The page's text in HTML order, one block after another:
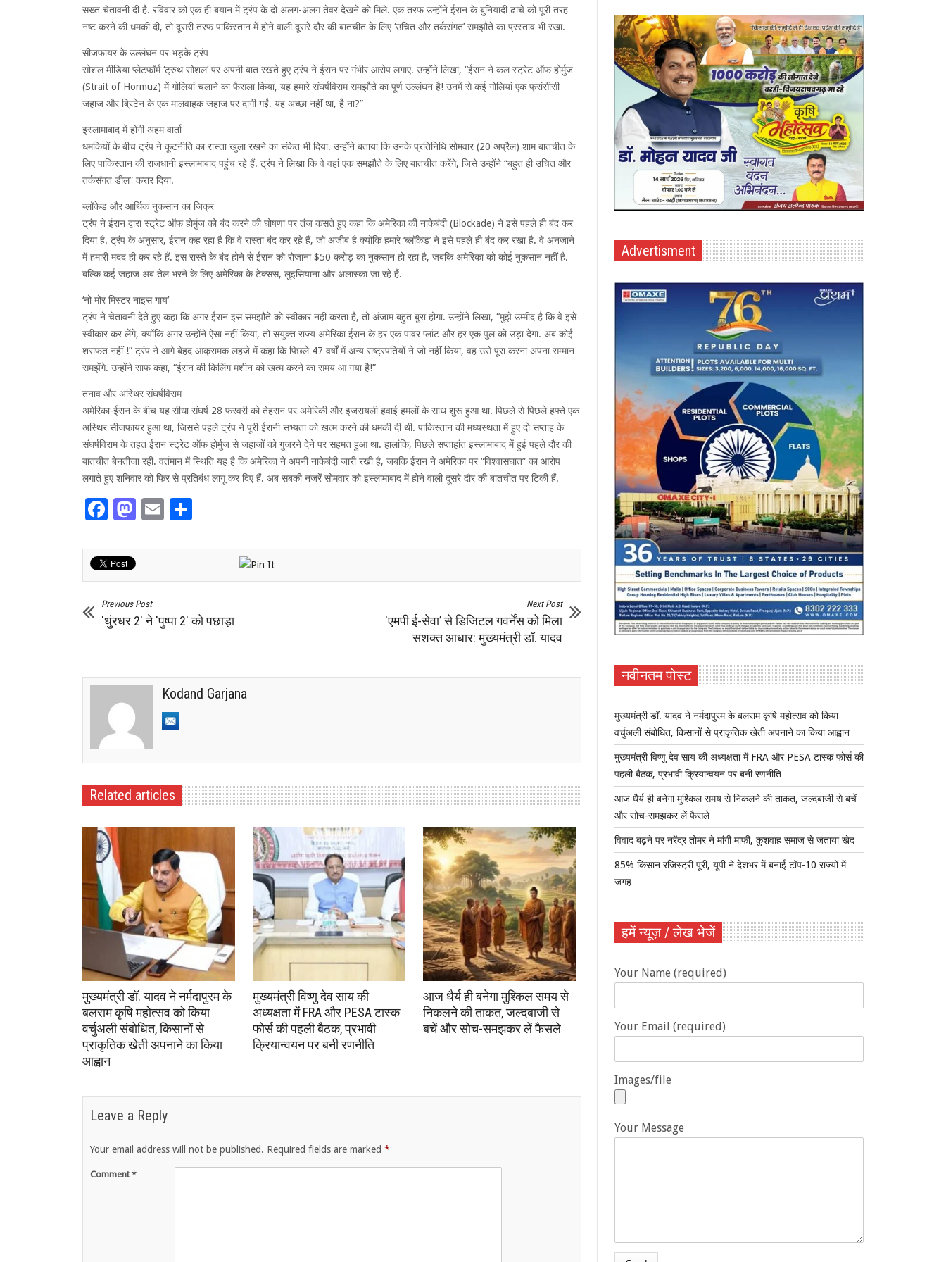
सख्त चेतावनी दी है. रविवार को एक ही बयान में ट्रंप के दो अलग-अलग तेवर देखने को मिले. एक तरफ उन्होंने ईरान के बुनियादी ढांचे को पूरी तरह
नष्ट करने की धमकी दी, तो दूसरी तरफ पाकिस्तान में होने वाली दूसरे दौर की बातचीत के लिए ‘उचित और तर्कसंगत’ समझौते का प्रस्ताव भी रखा.
सीजफायर के उल्लंघन पर भड़के ट्रंप
सोशल मीडिया प्लेटफॉर्म ‘ट्रुथ सोशल’ पर अपनी बात रखते हुए ट्रंप ने ईरान पर गंभीर आरोप लगाए. उन्होंने लिखा, “ईरान ने कल स्ट्रेट ऑफ होर्मुज
(Strait of Hormuz) में गोलियां चलाने का फैसला किया, यह हमारे संघर्षविराम समझौते का पूर्ण उल्लंघन है! उनमें से कई गोलियां एक फ्रांसीसी
जहाज और ब्रिटेन के एक मालवाहक जहाज पर दागी गईं. यह अच्छा नहीं था, है ना?”
इस्लामाबाद में होगी अहम वार्ता
धमकियों के बीच ट्रंप ने कूटनीति का रास्ता खुला रखने का संकेत भी दिया. उन्होंने बताया कि उनके प्रतिनिधि सोमवार (20 अप्रैल) शाम बातचीत के
लिए पाकिस्तान की राजधानी इस्लामाबाद पहुंच रहे हैं. ट्रंप ने लिखा कि वे वहां एक समझौते के लिए बातचीत करेंगे, जिसे उन्होंने “बहुत ही उचित और
तर्कसंगत डील” करार दिया.
ब्लॉकेड और आर्थिक नुकसान का जिक्र
ट्रंप ने ईरान द्वारा स्ट्रेट ऑफ होर्मुज को बंद करने की घोषणा पर तंज कसते हुए कहा कि अमेरिका की नाकेबंदी (Blockade) ने इसे पहले ही बंद कर
दिया है. ट्रंप के अनुसार, ईरान कह रहा है कि वे रास्ता बंद कर रहे हैं, जो अजीब है क्योंकि हमारे ‘ब्लॉकेड’ ने इसे पहले ही बंद कर रखा है. वे अनजाने
में हमारी मदद ही कर रहे हैं. इस रास्ते के बंद होने से ईरान को रोजाना $50 करोड़ का नुकसान हो रहा है, जबकि अमेरिका को कोई नुकसान नहीं है.
बल्कि कई जहाज अब तेल भरने के लिए अमेरिका के टेक्सस, लुइसियाना और अलास्का जा रहे हैं.
‘नो मोर मिस्टर नाइस गाय’
ट्रंप ने चेतावनी देते हुए कहा कि अगर ईरान इस समझौते को स्वीकार नहीं करता है, तो अंजाम बहुत बुरा होगा. उन्होंने लिखा, “मुझे उम्मीद है कि वे इसे
स्वीकार कर लेंगे, क्योंकि अगर उन्होंने ऐसा नहीं किया, तो संयुक्त राज्य अमेरिका ईरान के हर एक पावर प्लांट और हर एक पुल को उड़ा देगा. अब कोई
शराफत नहीं !” ट्रंप ने आगे बेहद आक्रामक लहजे में कहा कि पिछले 47 वर्षों में अन्य राष्ट्रपतियों ने जो नहीं किया, वह उसे पूरा करना अपना सम्मान
समझेंगे. उन्होंने साफ कहा, “ईरान की किलिंग मशीन को खत्म करने का समय आ गया है!”
तनाव और अस्थिर संघर्षविराम
अमेरिका-ईरान के बीच यह सीधा संघर्ष 28 फरवरी को तेहरान पर अमेरिकी और इजरायली हवाई हमलों के साथ शुरू हुआ था. पिछले से पिछले हफ्ते एक
अस्थिर सीजफायर हुआ था, जिससे पहले ट्रंप ने पूरी ईरानी सभ्यता को खत्म करने की धमकी दी थी. पाकिस्तान की मध्यस्थता में हुए दो सप्ताह के
संघर्षविराम के तहत ईरान स्ट्रेट ऑफ होर्मुज से जहाजों को गुजरने देने पर सहमत हुआ था. हालांकि, पिछले सप्ताहांत इस्लामाबाद में हुई पहले दौर की
बातचीत बेनतीजा रही. वर्तमान में स्थिति यह है कि अमेरिका ने अपनी नाकेबंदी जारी रखी है, जबकि ईरान ने अमेरिका पर “विश्वासघात” का आरोप
लगाते हुए शनिवार को फिर से प्रतिबंध लागू कर दिए हैं. अब सबकी नजरें सोमवार को इस्लामाबाद में होने वाली दूसरे दौर की बातचीत पर टिकी हैं.
Facebook
Mastodon
Email
Previous Post
'धुंरधर 2' ने 'पुष्पा 2' को पछाड़ा
Next Post
'एमपी ई-सेवा’ से डिजिटल गवर्नेंस को मिला
सशक्त आधार: मुख्यमंत्री डॉ. यादव
Kodand Garjana
Related articles
मुख्यमंत्री डॉ. यादव ने नर्मदापुरम के
बलराम कृषि महोत्सव को किया
वर्चुअली संबोधित, किसानों से
प्राकृतिक खेती अपनाने का किया
आह्वान
मुख्यमंत्री विष्णु देव साय की
अध्यक्षता में FRA और PESA टास्क
फोर्स की पहली बैठक, प्रभावी
क्रियान्वयन पर बनी रणनीति
आज धैर्य ही बनेगा मुश्किल समय से
निकलने की ताकत, जल्दबाजी से
बचें और सोच-समझकर लें फैसले
Leave a Reply
Your email address will not be published. Required fields are marked *
Comment*
Advertisment
नवीनतम पोस्ट
मुख्यमंत्री डॉ. यादव ने नर्मदापुरम के बलराम कृषि महोत्सव को किया
वर्चुअली संबोधित, किसानों से प्राकृतिक खेती अपनाने का किया आह्वान
मुख्यमंत्री विष्णु देव साय की अध्यक्षता में FRA और PESA टास्क फोर्स की
पहली बैठक, प्रभावी क्रियान्वयन पर बनी रणनीति
आज धैर्य ही बनेगा मुश्किल समय से निकलने की ताकत, जल्दबाजी से बचें
और सोच-समझकर लें फैसले
विवाद बढ़ने पर नरेंद्र तोमर ने मांगी माफी, कुशवाह समाज से जताया खेद
85% किसान रजिस्ट्री पूरी, यूपी ने देशभर में बनाई टॉप-10 राज्यों में
जगह
हमें न्यूज़ / लेख भेजें
Your Name (required)
Your Email (required)
Images/file
Your Message